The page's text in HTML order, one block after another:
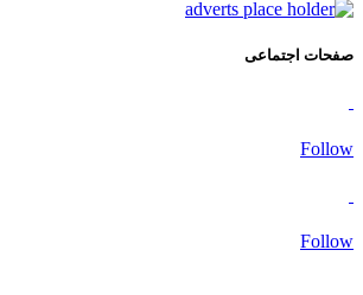
صفحات اجتماعی
Follow
Follow